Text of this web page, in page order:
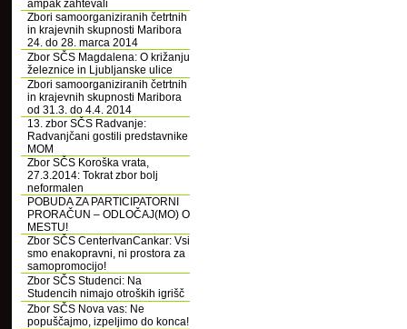
ampak zahtevali
Zbori samoorganiziranih četrtnih
in krajevnih skupnosti Maribora
24. do 28. marca 2014
Zbor SČS Magdalena: O križanju
železnice in Ljubljanske ulice
Zbori samoorganiziranih četrtnih
in krajevnih skupnosti Maribora
od 31.3. do 4.4. 2014
13. zbor SČS Radvanje:
Radvanjčani gostili predstavnike
MOM
Zbor SČS Koroška vrata,
27.3.2014: Tokrat zbor bolj
neformalen
POBUDA ZA PARTICIPATORNI
PRORAČUN – ODLOČAJ(MO) O
MESTU!
Zbor SČS CenterIvanCankar: Vsi
smo enakopravni, ni prostora za
samopromocijo!
Zbor SČS Studenci: Na
Studencih nimajo otroških igrišč
Zbor SČS Nova vas: Ne
popuščajmo, izpeljimo do konca!